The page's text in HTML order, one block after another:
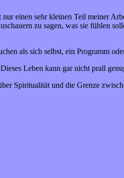
einen sehr kleinen Teil meiner
zu sagen, was sie fühlen
als sich selbst, ein Programm
Leben kann gar nicht prall
Spiritualität und die Grenze